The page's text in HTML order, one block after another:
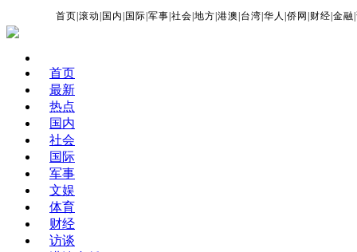
首页 |滚动 国内 国际 |军事 |社会 |地方 |港澳 台湾 |华人 |侨网 财经 |金融 |
首页
最新
热点
国内
社会
国际
军事
文娱
体育
财经
访谈